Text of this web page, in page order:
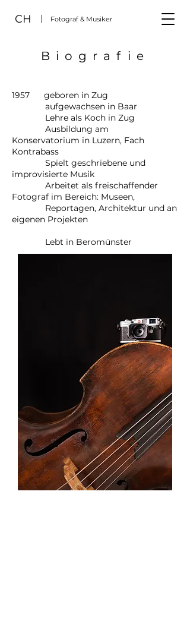
CH Fotograf & Musiker
Biografie
1957 geboren in Zug
aufgewachsen in Baar
Lehre als Koch in Zug
Ausbildung am
Konservatorium in Luzern, Fach
Kontrabass
Spielt geschriebene und
improvisierte Musik
Arbeitet als freischaffender
Fotograf im Bereich: Museen,
Reportagen, Architektur und an
eigenen Projekten
Lebt in Beromünster